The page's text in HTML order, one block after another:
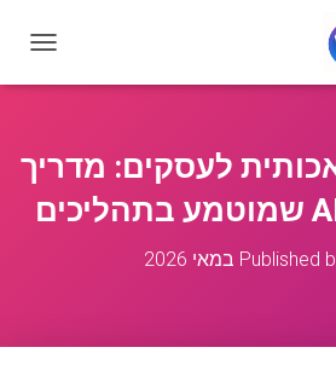
O
N
A
לעסקים: מדריך
Published